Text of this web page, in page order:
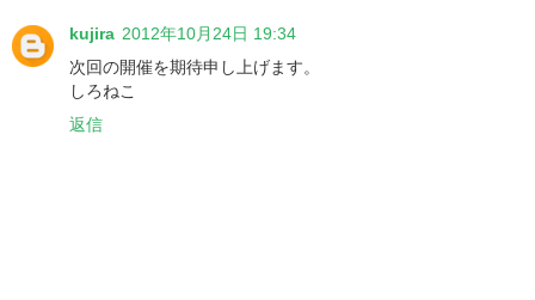
kujira 2012年10月24日 19:34
次回の開催を期待申し上げます。
しろねこ
返信